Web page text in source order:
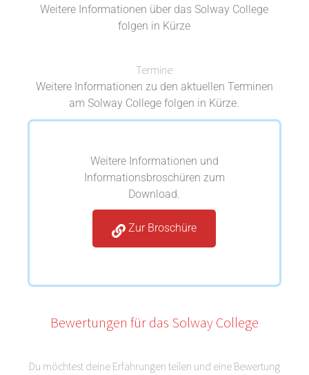
Weitere Informationen über das Solway College
folgen in Kürze
Termine
Weitere Informationen zu den aktuellen Terminen
am Solway College folgen in Kürze.
Weitere Informationen und
Informationsbroschüren zum
Download.
Zur Broschüre
Bewertungen für das Solway College
Du möchtest deine Erfahrungen teilen und eine Bewertung